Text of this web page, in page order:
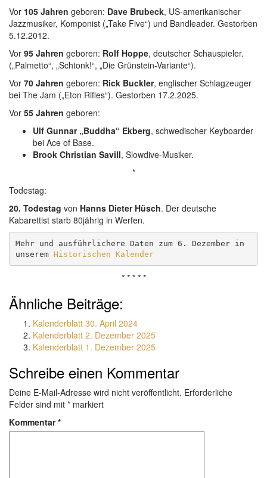
Vor 105 Jahren geboren: Dave Brubeck, US-amerikanischer
Jazzmusiker, Komponist („Take Five“) und Bandleader. Gestorben
5.12.2012.
Vor 95 Jahren geboren: Rolf Hoppe, deutscher Schauspieler.
(„Palmetto“, „Schtonk!“, „Die Grünstein-Variante“).
Vor 70 Jahren geboren: Rick Buckler, englischer Schlagzeuger
bei The Jam („Eton Rifles“). Gestorben 17.2.2025.
Vor 55 Jahren geboren:
Ulf Gunnar „Buddha“ Ekberg, schwedischer Keyboarder
bei Ace of Base.
Brook Christian Savill, Slowdive-Musiker.
*
Todestag:
20. Todestag von Hanns Dieter Hüsch. Der deutsche
Kabarettist starb 80jährig in Werfen.
Mehr und ausführlichere Daten zum 6. Dezember in
unserem Historischen Kalender
* * * * *
Ähnliche Beiträge:
Kalenderblatt 30. April 2024
Kalenderblatt 2. Dezember 2025
Kalenderblatt 1. Dezember 2025
Schreibe einen Kommentar
Deine E-Mail-Adresse wird nicht veröffentlicht. Erforderliche
Felder sind mit * markiert
Kommentar*